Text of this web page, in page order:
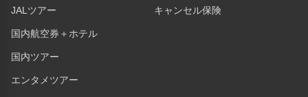
JALツアー
国内航空券＋ホテル
国内ツアー
エンタメツアー
キャンセル保険